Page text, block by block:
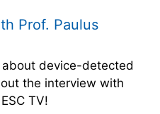
Prof. Paulus
device-detected
the interview with
TV!